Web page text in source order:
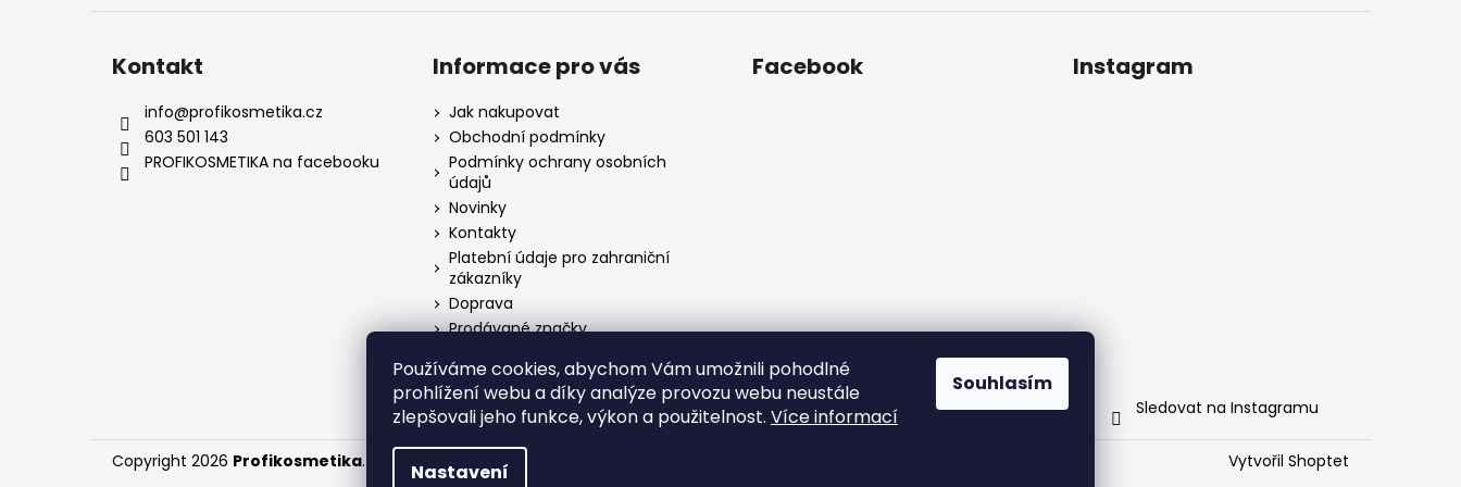
Používáme cookies, abychom Vám umožnili pohodlné
prohlížení webu a díky analýze provozu webu neustále
zlepšovali jeho funkce, výkon a použitelnost. Více informací
Nastavení
Souhlasím
Kontakt
info@profikosmetika.cz
603 501 143
PROFIKOSMETIKA na facebooku
Informace pro vás
Jak nakupovat
Obchodní podmínky
Podmínky ochrany osobních
údajů
Novinky
Kontakty
Platební údaje pro zahraniční
zákazníky
Doprava
Prodávané značky
VELKOOBCHOD
Facebook Instagram
Sledovat na Instagramu
Vytvořil Shoptet
Copyright 2026 Profikosmetika. Všechna práva vyhrazena.